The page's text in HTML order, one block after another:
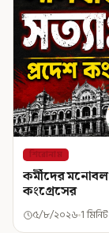
শিরোনাম
কর্মীদের মনোবল
কংগ্রেসের
৫/৮/২০২৬ 1